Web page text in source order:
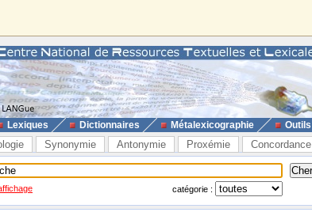
Lexiques Dictionnaires Métalexicographie Outils
Synonymie Antonymie Proxémie Concordance
catégorie :